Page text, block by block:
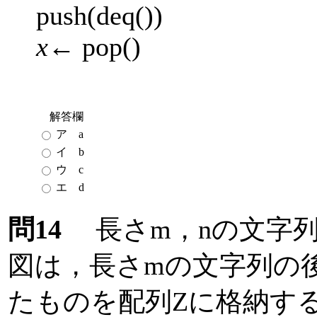
push(deq())
x← pop()
解答欄
ア a
イ b
ウ c
エ d
問14 長さm，nの文字
図は，長さmの文字列の
たものを配列Zに格納す